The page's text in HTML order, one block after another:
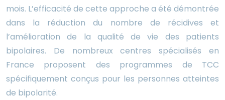
mois. L’efficacité de cette approche a été démontrée
dans la réduction du nombre de récidives et
l’amélioration de la qualité de vie des patients
bipolaires. De nombreux centres spécialisés en
France proposent des programmes de TCC
spécifiquement conçus pour les personnes atteintes
de bipolarité.